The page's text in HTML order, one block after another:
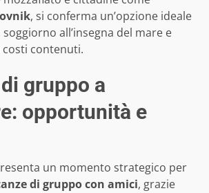
, si conferma un’opzione ideale
all’insegna del mare e
contenuti.
gruppo a
opportunità e
un momento strategico per
di gruppo con amici, grazie